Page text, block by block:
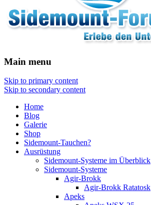
Main menu
Skip to primary content
Skip to secondary content
Home
Blog
Galerie
Shop
Sidemount-Tauchen?
Ausrüstung
Sidemount-Systeme im Überblick
Sidemount-Systeme
Agir-Brokk
Agir-Brokk Ratatosk
Apeks